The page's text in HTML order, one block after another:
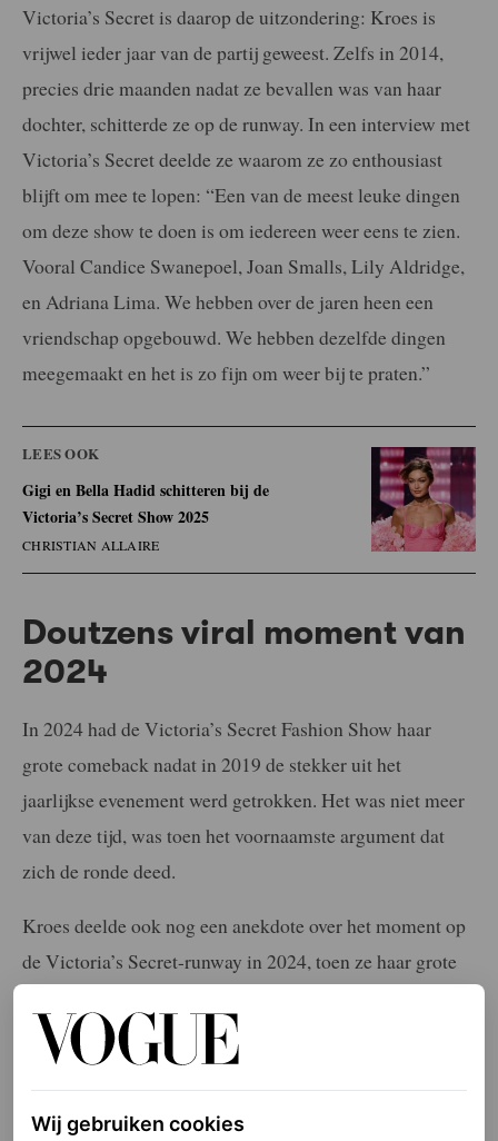
Victoria’s Secret is daarop de uitzondering: Kroes is
vrijwel ieder jaar van de partij geweest. Zelfs in 2014,
precies drie maanden nadat ze bevallen was van haar
dochter, schitterde ze op de runway. In een interview met
Victoria’s Secret deelde ze waarom ze zo enthousiast
blijft om mee te lopen: “Een van de meest leuke dingen
om deze show te doen is om iedereen weer eens te zien.
Vooral Candice Swanepoel, Joan Smalls, Lily Aldridge,
en Adriana Lima. We hebben over de jaren heen een
vriendschap opgebouwd. We hebben dezelfde dingen
meegemaakt en het is zo fijn om weer bij te praten.”
LEES OOK
Gigi en Bella Hadid schitteren bij de
Victoria’s Secret Show 2025
CHRISTIAN ALLAIRE
Doutzens viral moment van
2024
In 2024 had de Victoria’s Secret Fashion Show haar
grote comeback nadat in 2019 de stekker uit het
jaarlijkse evenement werd getrokken. Het was niet meer
van deze tijd, was toen het voornaamste argument dat
zich de ronde deed.
Kroes deelde ook nog een anekdote over het moment op
de Victoria’s Secret-runway in 2024, toen ze haar grote
schoen verloor. “Ik voelde me het boerenmeisje dat
vastzat in de runway en niet meer wist hoe ik dit moest
Wij gebruiken cookies